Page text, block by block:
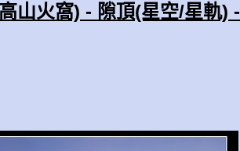
山火窩) - 隙頂(星空/星軌) -